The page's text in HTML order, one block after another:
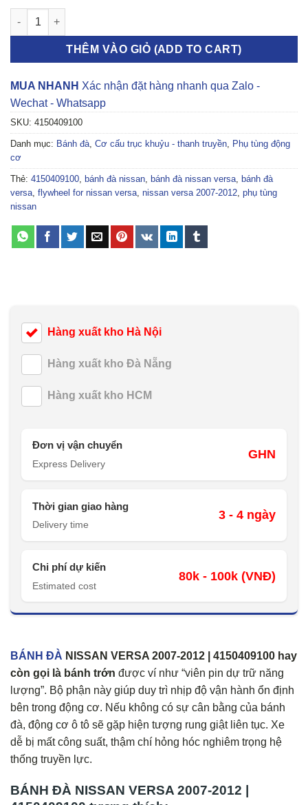
BÁNH ĐÀ NISSAN VERSA 2007-2012 | 4150409100 số lượng
THÊM VÀO GIỎ (ADD TO CART)
MUA NHANH Xác nhận đặt hàng nhanh qua Zalo -
Wechat - Whatsapp
SKU: 4150409100
Danh mục: Bánh đà Cơ cấu trục khuỷu - thanh truyền Phụ tùng động
cơ
Thẻ: 4150409100 bánh đà nissan bánh đà nissan versa bánh đà
versa flywheel for nissan versa nissan versa 2007-2012 phụ tùng
nissan
Hàng xuất kho Hà Nội
Hàng xuất kho Đà Nẵng
Hàng xuất kho HCM
Đơn vị vận chuyển
Express Delivery
GHN
Thời gian giao hàng
Delivery time
3 - 4 ngày
Chi phí dự kiến
Estimated cost
80k - 100k (VNĐ)
BÁNH ĐÀ NISSAN VERSA 2007-2012 | 4150409100 hay
còn gọi là bánh trớn được ví như “viên pin dự trữ năng
lượng”. Bộ phận này giúp duy trì nhịp độ vận hành ổn định
bên trong động cơ. Nếu không có sự cân bằng của bánh
đà, động cơ ô tô sẽ gặp hiện tượng rung giật liên tục. Xe
dễ bị mất công suất, thậm chí hỏng hóc nghiêm trọng hệ
thống truyền lực.
BÁNH ĐÀ NISSAN VERSA 2007-2012 |